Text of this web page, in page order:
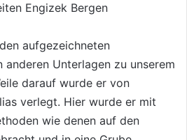
Engizek Bergen
aufgezeichneten
anderen Unterlagen zu unserem
darauf wurde er von
verlegt. Hier wurde er mit
wie denen auf den